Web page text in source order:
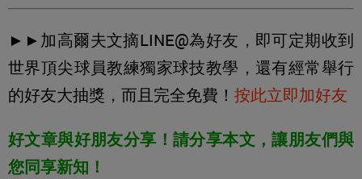
►►加高爾夫文摘LINE@為好友，即可定期收到
世界頂尖球員教練獨家球技教學，還有經常舉行
的好友大抽獎，而且完全免費！ 按此立即加好友
好文章與好朋友分享！請分享本文，讓朋友們與
您同享新知！